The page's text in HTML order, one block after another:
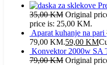
35,00KM Original
price is: 25,00 KM.
Aparat kuhanje na pari
79,00 KM.59,00 KM
Konvektor 2000w
79,00KM Original